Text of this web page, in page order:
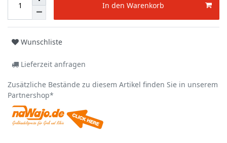
In den Warenkorb
Wunschliste
Lieferzeit anfragen
Zusätzliche Bestände zu diesem Artikel finden Sie in unserem
Partnershop*